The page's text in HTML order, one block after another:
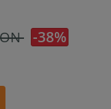
-38%